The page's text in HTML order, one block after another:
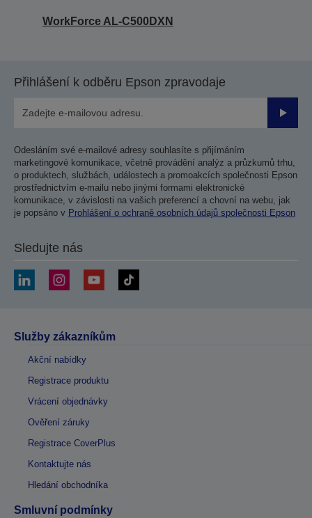
WorkForce AL-C500DXN
Přihlášení k odběru Epson zpravodaje
Odesláním své e-mailové adresy souhlasíte s přijímáním
marketingové komunikace, včetně provádění analýz a průzkumů trhu,
o produktech, službách, událostech a promoakcích společnosti Epson
prostřednictvím e-mailu nebo jinými formami elektronické
komunikace, v závislosti na vašich preferencí a chovní na webu, jak
je popsáno v Prohlášení o ochraně osobních údajů společnosti Epson
Sledujte nás
Služby zákazníkům
Akční nabídky
Registrace produktu
Vrácení objednávky
Ověření záruky
Registrace CoverPlus
Kontaktujte nás
Hledání obchodníka
Smluvní podmínky